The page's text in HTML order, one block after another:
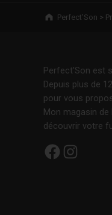
Breadcrumbs navigation
Perfect’Son >
Perfect'Son est
Depuis plus de
pour vous
Mon magasin
découvrir votre
Facebook Instagram